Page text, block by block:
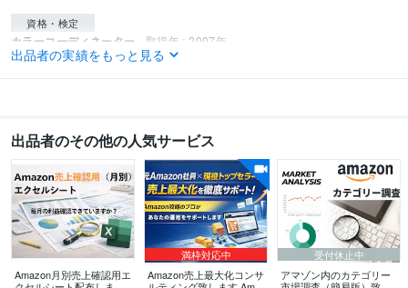
資格・検定
カラーコーディネーター 取得年 : 2007年
得意分野
集客・マーケティング相談 Amazon集客・広告
ビジネス代行・事務代行 データ管理
出品者の実績をもっと見る
出品者のその他の人気サービス
Amazon月別売上確認用エ
満枠対応中
Amazon売上最大化コンサ
受付休止中
アマゾン内のカテゴリー